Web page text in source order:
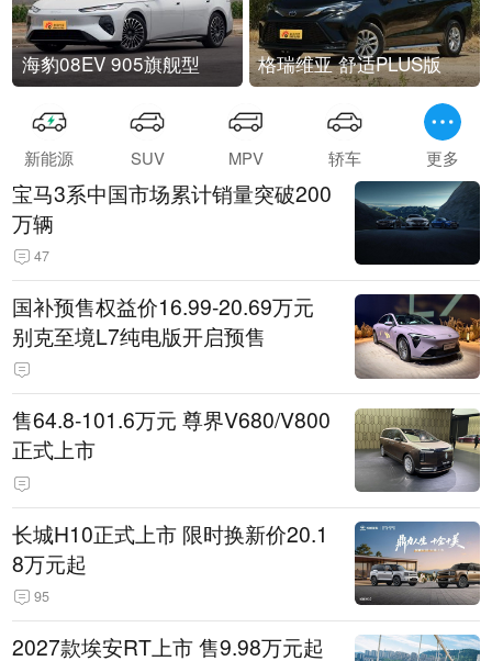
海豹08EV 905旗舰型 格瑞维亚 舒适PLUS版
新能源 SUV MPV 轿车 更多
宝马3系中国市场累计销量突破200
万辆
47
国补预售权益价16.99-20.69万元
别克至境L7纯电版开启预售
售64.8-101.6万元 尊界V680/V800
正式上市
长城H10正式上市 限时换新价20.1
8万元起
95
2027款埃安RT上市 售9.98万元起